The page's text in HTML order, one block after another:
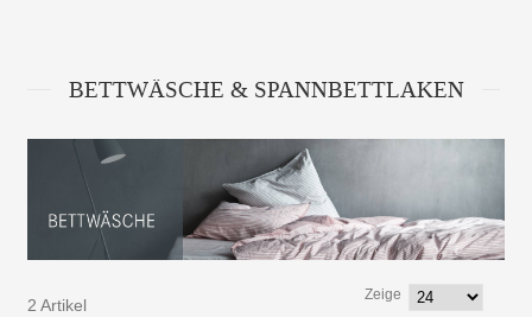
BETTWÄSCHE & SPANNBETTLAKEN
2 Artikel
Zeige